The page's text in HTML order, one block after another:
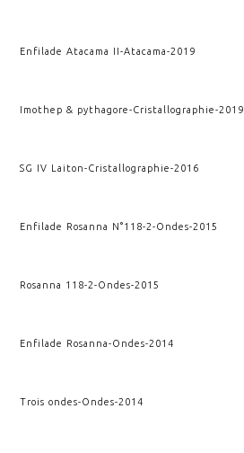
Enfilade Atacama II-Atacama-2019
Imothep & pythagore-Cristallographie-2019
SG IV Laiton-Cristallographie-2016
Enfilade Rosanna N°118-2-Ondes-2015
Rosanna 118-2-Ondes-2015
Enfilade Rosanna-Ondes-2014
Trois ondes-Ondes-2014